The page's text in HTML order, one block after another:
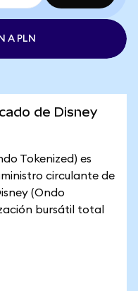
A PLN
de Disney
Tokenized) es
circulante de
(Ondo
bursátil total